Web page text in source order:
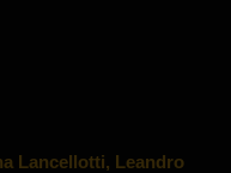
Lancellotti, Leandro